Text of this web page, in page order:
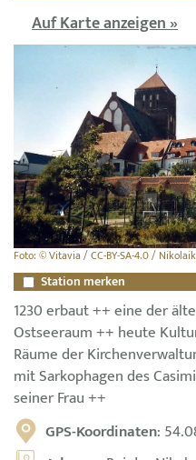
Auf Karte anzeigen »
Foto: © Vitavia / CC-BY-SA-4.0 /
Station merken
1230 erbaut ++ eine der
Ostseeraum ++ heute
Räume der
mit Sarkophagen des
seiner Frau ++
GPS-Koordinaten: